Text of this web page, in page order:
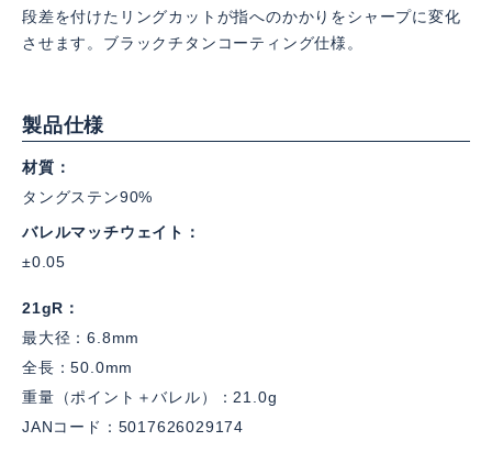
段差を付けたリングカットが指へのかかりをシャープに変化
させます。ブラックチタンコーティング仕様。
製品仕様
材質
タングステン90%
バレルマッチウェイト
±0.05
21gR
最大径：6.8mm
全長：50.0mm
重量（ポイント＋バレル）：21.0g
JANコード：5017626029174